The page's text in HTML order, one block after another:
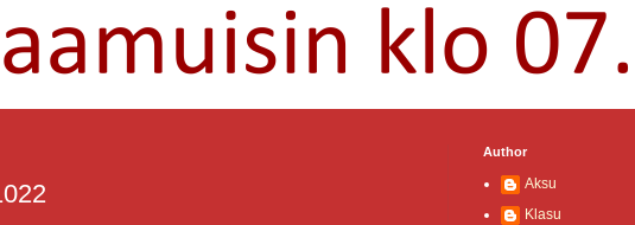
Author
Aksu
Klasu